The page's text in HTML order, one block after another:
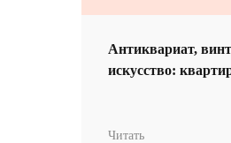
Антиквариат,
искусство:
Читать